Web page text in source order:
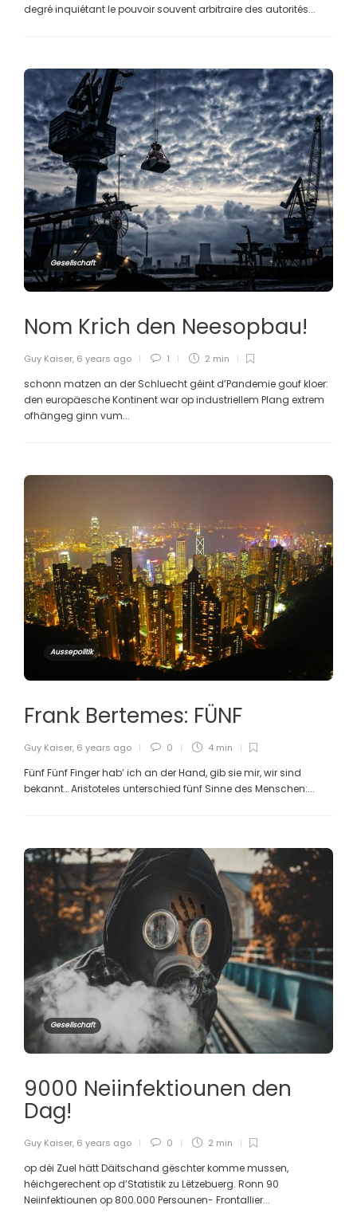
degré inquiétant le pouvoir souvent arbitraire des autorités...
Gesellschaft
Nom Krich den Neesopbau!
Guy Kaiser, 6 years ago 1 2 min
schonn matzen an der Schluecht géint d’Pandemie gouf kloer:
den europäesche Kontinent war op industriellem Plang extrem
ofhängeg ginn vum...
Aussepolitik
Frank Bertemes: FÜNF
Guy Kaiser, 6 years ago 0 4 min
Fünf Fünf Finger hab’ ich an der Hand, gib sie mir, wir sind
bekannt… Aristoteles unterschied fünf Sinne des Menschen:...
Gesellschaft
9000 Neiinfektiounen den
Dag!
Guy Kaiser, 6 years ago 0 2 min
op déi Zuel hätt Däitschand gëschter komme mussen,
héichgerechent op d’Statistik zu Lëtzebuerg. Ronn 90
Neiinfektiounen op 800.000 Persounen- Frontallier...